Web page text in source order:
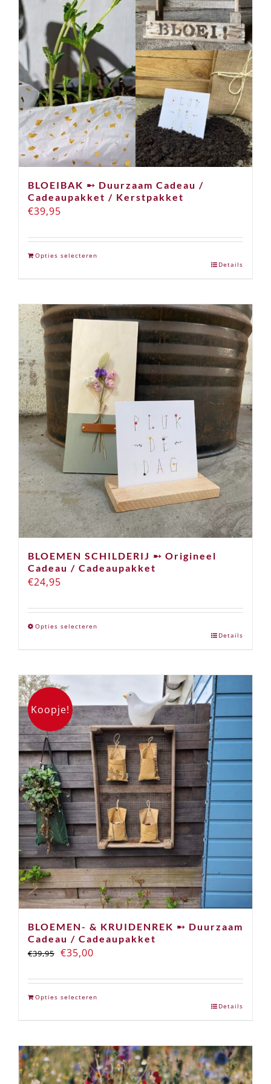
gekozen
worden
op
de
productpagina
BLOEIBAK ➸ Duurzaam Cadeau /
Cadeaupakket / Kerstpakket
€39,95
Opties selecteren
Details
BLOEMEN SCHILDERIJ ➸ Origineel
Cadeau / Cadeaupakket
€24,95
Opties selecteren
meerdere
variaties.
Deze
optie
kan
gekozen
worden
op
de
productpagina
Details
Koopje!
BLOEMEN- & KRUIDENREK ➸ Duurzaam
Cadeau / Cadeaupakket
€39,95 Oorspronkelijke
was:
€39,95.
€35,00
is:
€35,00.
Opties selecteren
Details